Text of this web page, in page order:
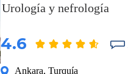
Urología y nefrología
4.6
Ankara, Turquía